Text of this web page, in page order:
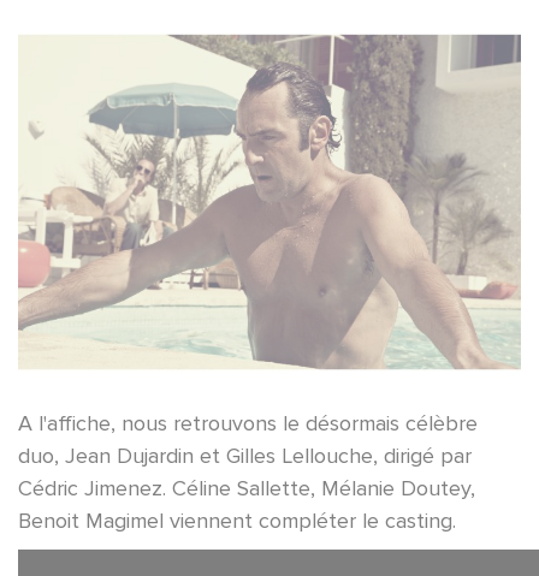
A l'affiche, nous retrouvons le désormais célèbre
duo, Jean Dujardin et Gilles Lellouche, dirigé par
Cédric Jimenez. Céline Sallette, Mélanie Doutey,
Benoit Magimel viennent compléter le casting.